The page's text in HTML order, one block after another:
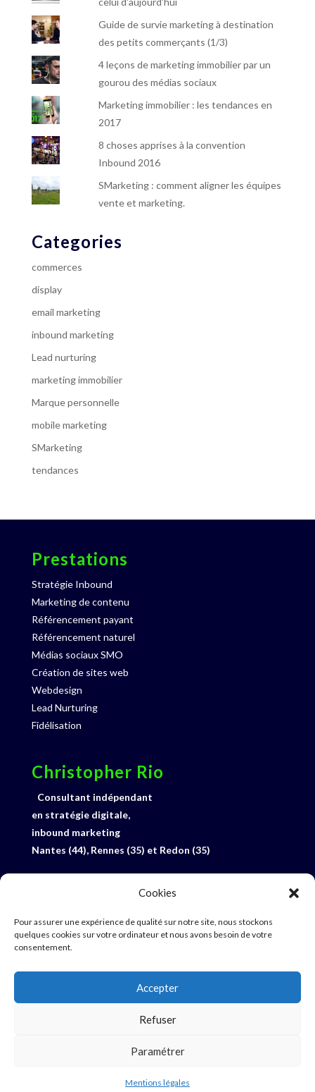
Cookies
Pour assurer une expérience de qualité sur notre site, nous stockons
quelques cookies sur votre ordinateur et nous avons besoin de votre
consentement.
Accepter
Refuser
Paramétrer
Mentions légales
Guide de survie marketing à destination
des petits commerçants (1/3)
4 leçons de marketing immobilier par un
gourou des médias sociaux
Marketing immobilier : les tendances en
2017
8 choses apprises à la convention
Inbound 2016
SMarketing : comment aligner les équipes
vente et marketing.
Categories
commerces
display
email marketing
inbound marketing
Lead nurturing
marketing immobilier
Marque personnelle
mobile marketing
SMarketing
tendances
Prestations
Stratégie Inbound
Marketing de contenu
Référencement payant
Référencement naturel
Médias sociaux SMO
Création de sites web
Webdesign
Lead Nurturing
Fidélisation
Christopher Rio
Consultant indépendant
en stratégie digitale,
inbound marketing
Nantes (44), Rennes (35) et Redon (35)
E-mail
56350 Saint-Perreux
plan du site